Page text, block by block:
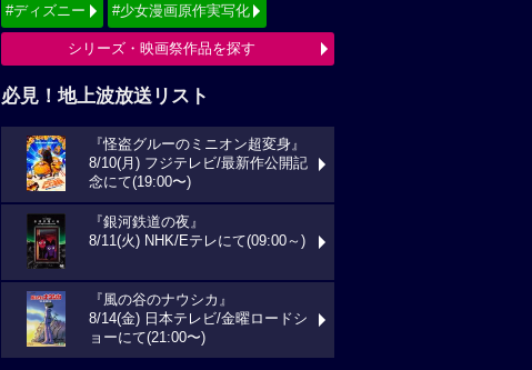
#ディズニー #少女漫画原作実写化
シリーズ・映画祭作品を探す
必見！地上波放送リスト
『怪盗グルーのミニオン超変身』
8/10(月) フジテレビ/最新作公開記
念にて(19:00〜)
『銀河鉄道の夜』
8/11(火) NHK/Eテレにて(09:00～)
『風の谷のナウシカ』
8/14(金) 日本テレビ/金曜ロードシ
ョーにて(21:00〜)